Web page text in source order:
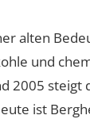
alten
und
2005
ist